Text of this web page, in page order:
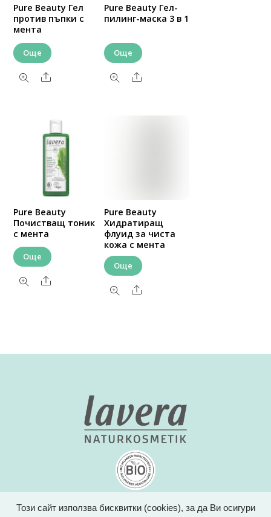
Този сайт използва бисквитки (cookies), за да Ви осигури
Pure Beauty Гел
против пъпки с
мента
Още
Share
Pure Beauty Гел-
пилинг-маска 3 в 1
Още
Share
Pure Beauty
Почистващ тоник
с мента
Още
Share
Pure Beauty
Хидратиращ
флуид за чиста
кожа с мента
Още
Share
За Lavera Продукти Съставки Новини